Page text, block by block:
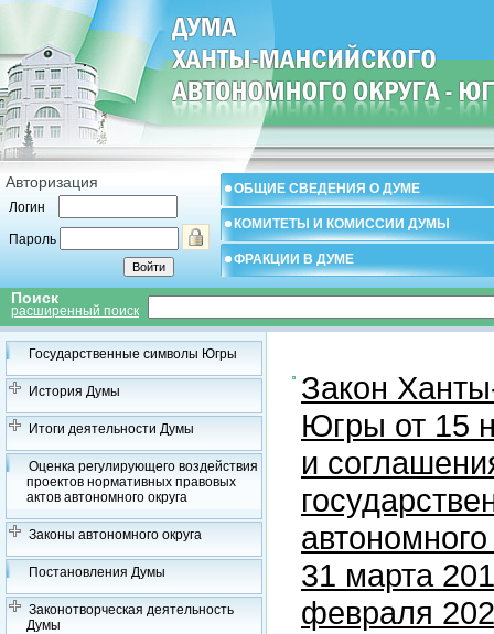
Авторизация
Логин
Пароль
ОБЩИЕ СВЕДЕНИЯ О ДУМЕ
КОМИТЕТЫ И КОМИССИИ ДУМЫ
ФРАКЦИИ В ДУМЕ
Поиск
расширенный поиск
Государственные символы Югры
История Думы
Итоги деятельности Думы
Оценка регулирующего воздействия
проектов нормативных правовых
актов автономного округа
Законы автономного округа
Постановления Думы
Законотворческая деятельность
Думы
Закон
Югры от 15
и
31 марта
февраля